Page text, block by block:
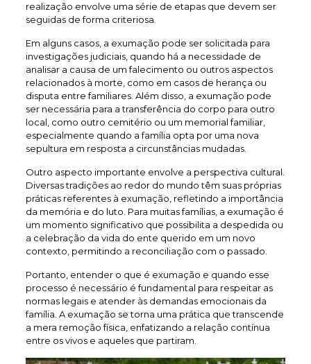
realização envolve uma série de etapas que devem ser
seguidas de forma criteriosa.
Em alguns casos, a exumação pode ser solicitada para
investigações judiciais, quando há a necessidade de
analisar a causa de um falecimento ou outros aspectos
relacionados à morte, como em casos de herança ou
disputa entre familiares. Além disso, a exumação pode
ser necessária para a transferência do corpo para outro
local, como outro cemitério ou um memorial familiar,
especialmente quando a família opta por uma nova
sepultura em resposta a circunstâncias mudadas.
Outro aspecto importante envolve a perspectiva cultural.
Diversas tradições ao redor do mundo têm suas próprias
práticas referentes à exumação, refletindo a importância
da memória e do luto. Para muitas famílias, a exumação é
um momento significativo que possibilita a despedida ou
a celebração da vida do ente querido em um novo
contexto, permitindo a reconciliação com o passado.
Portanto, entender o que é exumação e quando esse
processo é necessário é fundamental para respeitar as
normas legais e atender às demandas emocionais da
família. A exumação se torna uma prática que transcende
a mera remoção física, enfatizando a relação contínua
entre os vivos e aqueles que partiram.